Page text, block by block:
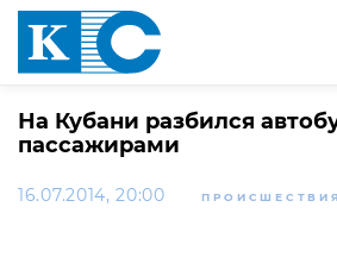
На Кубани разбился
пассажирами
16.07.2014, 20:00 ПРОИСШЕСТВИЯ